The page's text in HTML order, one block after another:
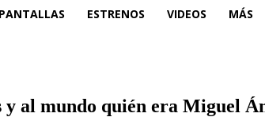
PANTALLAS ESTRENOS VIDEOS MÁS
al mundo quién era Miguel